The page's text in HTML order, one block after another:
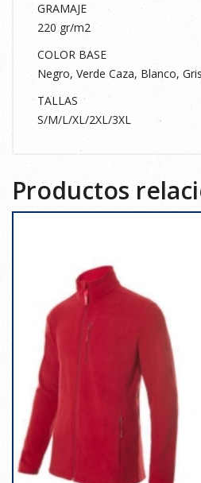
GRAMAJE
220 gr/m2
COLOR BASE
Negro, Verde Caza, Blanco,
TALLAS
S/M/L/XL/2XL/3XL
Productos